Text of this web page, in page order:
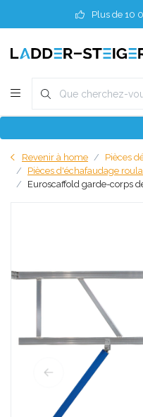
Plus de 10
Revenir à home
Pièces
Pièces d'échafaudage
Euroscaffold garde-corps